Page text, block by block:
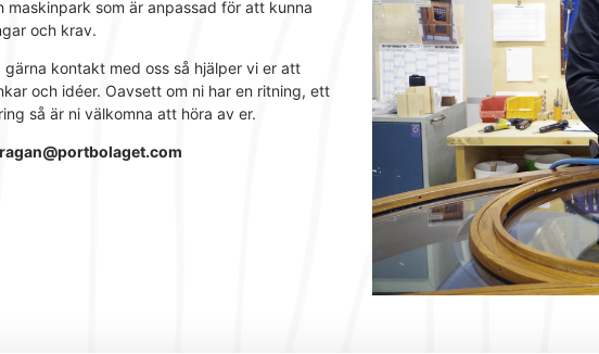
som är anpassad för att kunna
och krav.
kontakt med oss så hjälper vi er att
och idéer. Oavsett om ni har en ritning, ett
så är ni välkomna att höra av er.